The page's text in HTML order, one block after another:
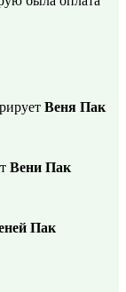
Веня Пак
Вени Пак
Пак